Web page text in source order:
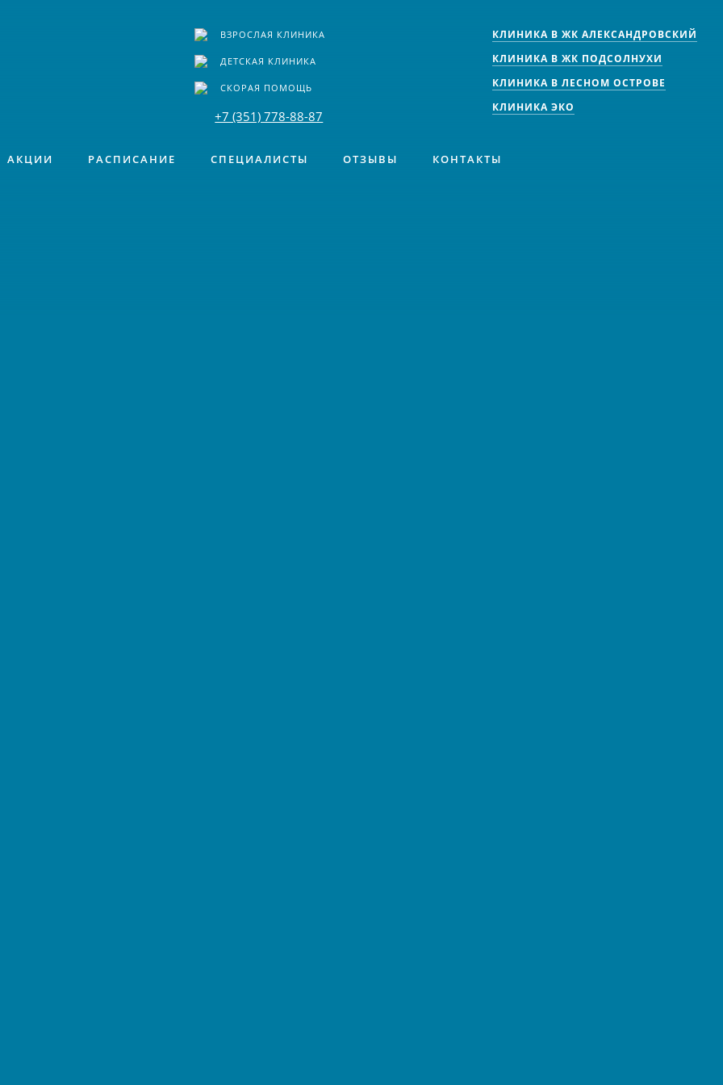
ВЗРОСЛАЯ КЛИНИКА
ДЕТСКАЯ КЛИНИКА
СКОРАЯ ПОМОЩЬ
+7 (351) 778-88-87
КЛИНИКА В ЖК АЛЕКСАНДРОВСКИЙ
КЛИНИКА В ЖК ПОДСОЛНУХИ
КЛИНИКА В ЛЕСНОМ ОСТРОВЕ
КЛИНИКА ЭКО
АКЦИИ РАСПИСАНИЕ СПЕЦИАЛИСТЫ ОТЗЫВЫ КОНТАКТЫ